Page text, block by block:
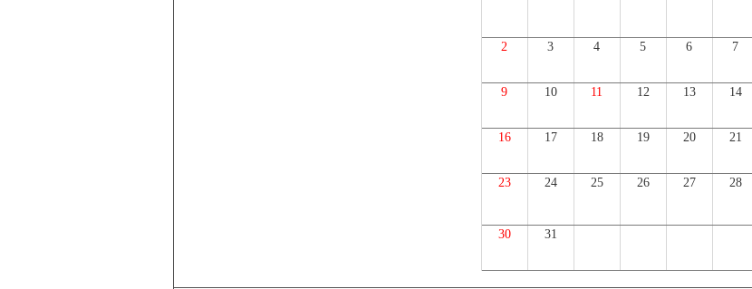
2 3 4 5 6 7
9 10 11 12 13 14
16 17 18 19 20 21
23 24 25 26 27 28
30
31